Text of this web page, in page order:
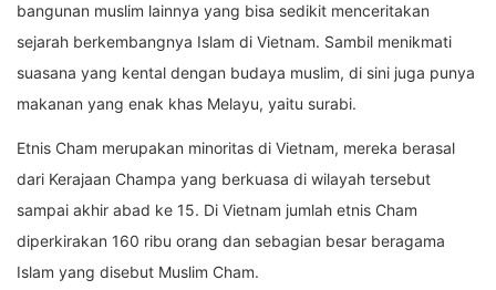
bangunan muslim lainnya yang bisa sedikit menceritakan
sejarah berkembangnya Islam di Vietnam. Sambil menikmati
suasana yang kental dengan budaya muslim, di sini juga punya
makanan yang enak khas Melayu, yaitu surabi.
Etnis Cham merupakan minoritas di Vietnam, mereka berasal
dari Kerajaan Champa yang berkuasa di wilayah tersebut
sampai akhir abad ke 15. Di Vietnam jumlah etnis Cham
diperkirakan 160 ribu orang dan sebagian besar beragama
Islam yang disebut Muslim Cham.